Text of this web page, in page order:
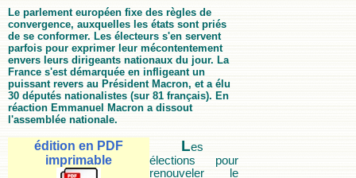
Le parlement européen fixe des règles de
convergence, auxquelles les états sont priés
de se conformer. Les électeurs s'en servent
parfois pour exprimer leur mécontentement
envers leurs dirigeants nationaux du jour. La
France s'est démarquée en infligeant un
puissant revers au Président Macron, et a élu
30 députés nationalistes (sur 81 français). En
réaction Emmanuel Macron a dissout
l'assemblée nationale.
édition en PDF
imprimable
Les
élections pour
renouveler le